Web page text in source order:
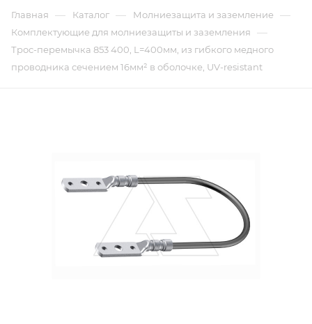
Главная — Каталог — Молниезащита и заземление —
Комплектующие для молниезащиты и заземления —
Трос-перемычка 853 400, L=400мм, из гибкого медного
проводника сечением 16мм² в оболочке, UV-resistant